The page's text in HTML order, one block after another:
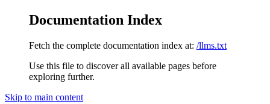
Documentation Index
Fetch the complete documentation index at: /llms.txt
Use this file to discover all available pages before
exploring further.
Skip to main content